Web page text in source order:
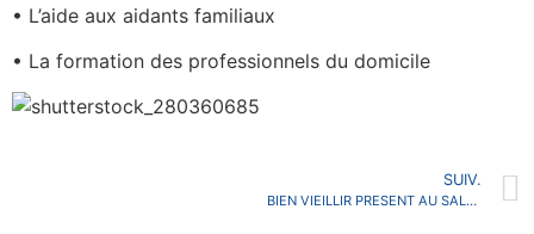
• L’aide aux aidants familiaux
• La formation des professionnels du domicile
SUIV.
BIEN VIEILLIR PRESENT AU SALON INTERNATIONAL DU VIEILLISSEMENT DE PEKIN